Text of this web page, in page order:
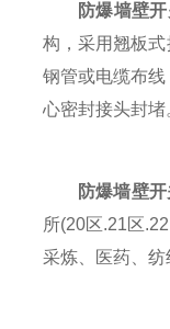
防爆墙壁
构，采用翘板
钢管或电缆布
心密封接头封堵
防爆墙壁
所(20区.21区
采炼、医药、